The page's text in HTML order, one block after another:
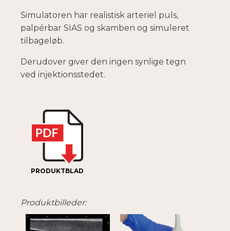
Simulatoren har realistisk arteriel puls,
palpérbar SIAS og skamben og simuleret
tilbageløb.
Derudover giver den ingen synlige tegn
ved injektionsstedet.
PRODUKTBLAD
Produktbilleder: